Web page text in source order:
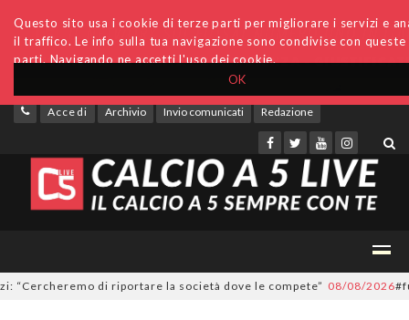
OK
Questo sito usa i cookie di terze parti per migliorare i servizi e
il traffico. Le info sulla tua navigazione sono condivise con
parti. Navigando ne accetti l'uso dei cookie.
Accedi Archivio Invio comunicati Redazione
di riportare la società dove le compete” 08/08/2026